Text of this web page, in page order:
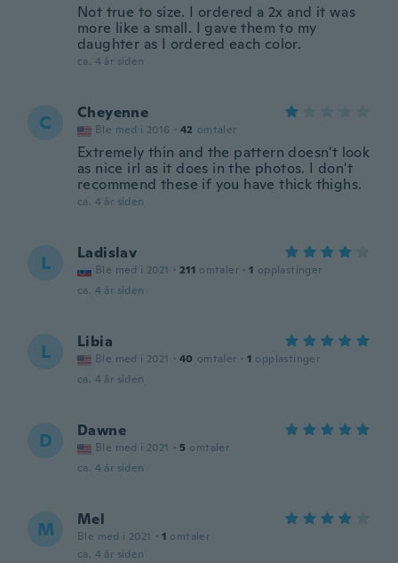
Not true to size. I ordered a 2x and it was
more like a small. I gave them to my
daughter as I ordered each color.
ca. 4 år siden
C Cheyenne
Ble med i 2016 · 42 omtaler
Extremely thin and the pattern doesn't look
as nice irl as it does in the photos. I don't
recommend these if you have thick thighs.
ca. 4 år siden
L Ladislav
Ble med i 2021 · 211 omtaler · 1 opplastinger
ca. 4 år siden
L Libia
Ble med i 2021 · 40 omtaler · 1 opplastinger
ca. 4 år siden
D Dawne
Ble med i 2021 · 5 omtaler
ca. 4 år siden
M Mel
Ble med i 2021 · 1 omtaler
ca. 4 år siden